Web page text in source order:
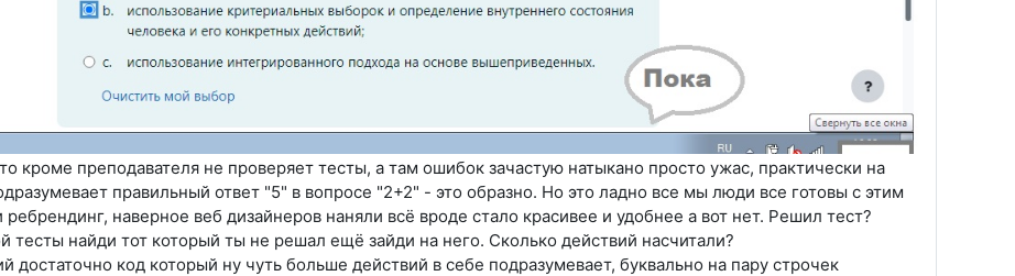
кроме преподавателя не проверяет тесты, а там ошибок зачастую натыкано просто ужас, практически на
правильный ответ "5" в вопросе "2+2" - это образно. Но это ладно все мы люди все готовы с этим
наверное веб дизайнеров наняли всё вроде стало красивее и удобнее а вот нет. Решил тест?
тесты найди тот который ты не решал ещё зайди на него. Сколько действий насчитали?
достаточно код который ну чуть больше действий в себе подразумевает, буквально на пару строчек